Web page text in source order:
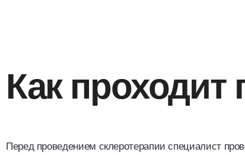
Как проходит
Перед проведением склеротерапии специалист